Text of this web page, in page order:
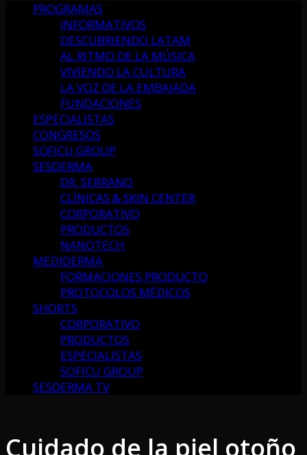
PROGRAMAS
INFORMATIVOS
DESCUBRIENDO LATAM
AL RITMO DE LA MÚSICA
VIVIENDO LA CULTURA
LA VOZ DE LA EMBAJADA
FUNDACIONES
ESPECIALISTAS
CONGRESOS
SOFICU GROUP
SESDERMA
DR. SERRANO
CLÍNICAS & SKIN CENTER
CORPORATIVO
PRODUCTOS
NANOTECH
MEDIDERMA
FORMACIONES PRODUCTO
PROTOCOLOS MÉDICOS
SHORTS
CORPORATIVO
PRODUCTOS
ESPECIALISTAS
SOFICU GROUP
SESDERMA TV
Cuidado de la piel otoño